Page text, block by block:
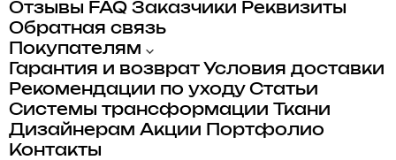
Отзывы FAQ Заказчики Реквизиты
Обратная связь
Покупателям
Гарантия и возврат Условия доставки
Рекомендации по уходу Статьи
Системы трансформации
Ткани
Дизайнерам Акции
Портфолио
Контакты